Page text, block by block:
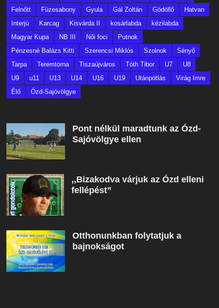
Felnőtt
Füzesabony Gyula Gál Zoltán Gödöllő
Hatvan
Interjú
Karcag Kisvárda II kosárlabda
kézilabda
Magyar Kupa
NB III Női foci
Putnok
Pénzesné Balázs Kitti
Szerencsi Miklós Szolnok
Sényő
Tarpa
Teremtorna Tiszaújváros Tóth Tibor U7
U8
U9
u11 U13 U14 U16 U19 Utánpótlás
Virág Imre
Élő
Ózd-Sajóvölgye
Pont nélkül maradtunk az Ózd-
Sajóvölgye ellen
,,Bizakodva várjuk az Ózd elleni
fellépést”
Otthonunkban folytatjuk a
bajnokságot